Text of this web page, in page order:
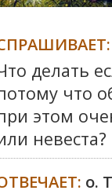
делать
что
этом
невеста?
о.